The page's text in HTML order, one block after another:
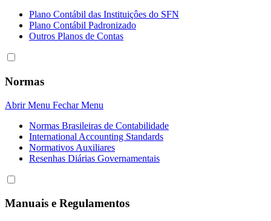
Plano Contábil das Instituiçôes do SFN
Plano Contábil Padronizado
Outros Planos de Contas
Normas
Abrir Menu Fechar Menu
Normas Brasileiras de Contabilidade
International Accounting Standards
Normativos Auxiliares
Resenhas Diárias Governamentais
Manuais e Regulamentos